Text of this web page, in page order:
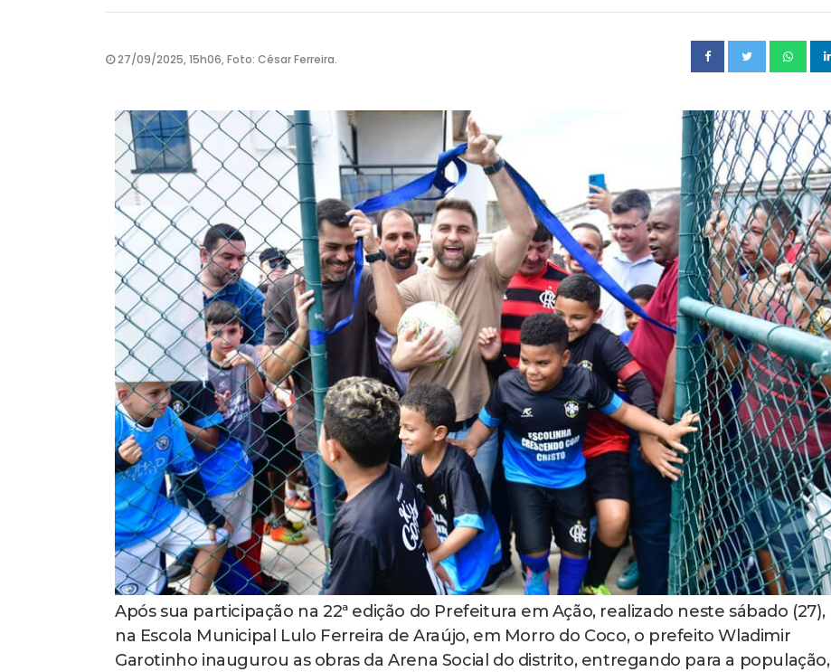
27/09/2025, 15h06, Foto: César Ferreira.
Após sua participação na 22ª edição do Prefeitura em Ação, realizado neste sábado (27),
na Escola Municipal Lulo Ferreira de Araújo, em Morro do Coco, o prefeito Wladimir
Garotinho inaugurou as obras da Arena Social do distrito, entregando para a população,